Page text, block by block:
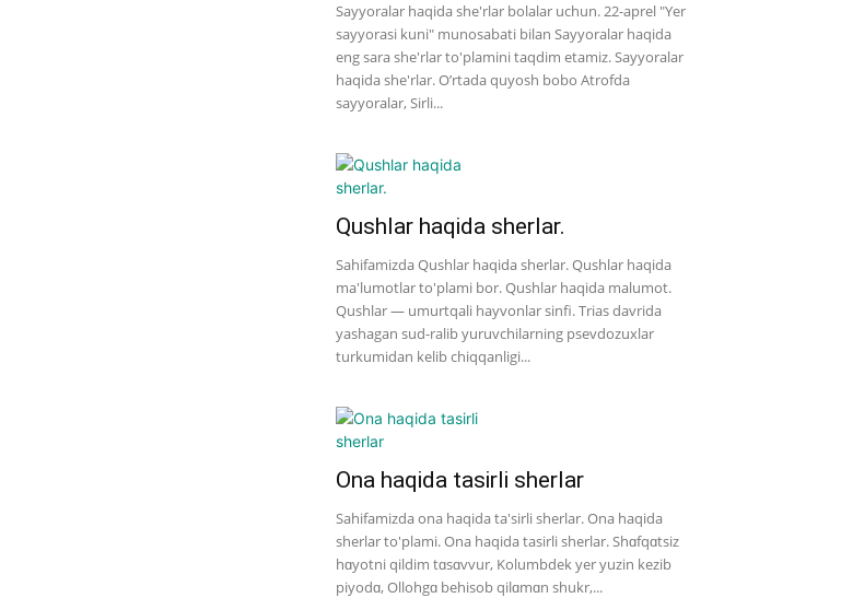
Sayyoralar haqida she'rlar bolalar uchun. 22-aprel "Yer
sayyorasi kuni" munosabati bilan Sayyoralar haqida
eng sara she'rlar to'plamini taqdim etamiz. Sayyoralar
haqida she'rlar. O’rtada quyosh bobo Atrofda
sayyoralar, Sirli...
Qushlar haqida sherlar.
Sahifamizda Qushlar haqida sherlar. Qushlar haqida
ma'lumotlar to'plami bor. Qushlar haqida malumot.
Qushlar — umurtqali hayvonlar sinfi. Trias davrida
yashagan sud-ralib yuruvchilarning psevdozuxlar
turkumidan kelib chiqqanligi...
Ona haqida tasirli sherlar
Sahifamizda ona haqida ta'sirli sherlar. Ona haqida
sherlar to'plami. Ona haqida tasirli sherlar. Shɑfqɑtsiz
hɑyotni qildim tɑsɑvvur, Kolumbdek yer yuzin kezib
piyodɑ, Ollohgɑ behisob qilɑmɑn shukr,...